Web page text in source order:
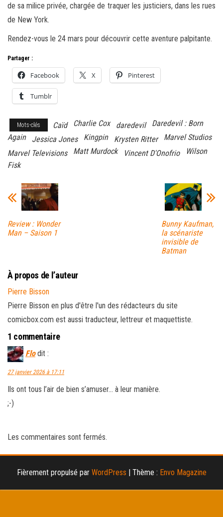
de sa milice privée, chargée de traquer les justiciers, dans les rues
de New York.
Rendez-vous le 24 mars pour découvrir cette aventure palpitante.
Partager :
Facebook X Pinterest
Tumblr
Mots-clés Caïd Charlie Cox daredevil
Daredevil : Born
Again
Jessica Jones Kingpin Krysten Ritter
Marvel Studios
Marvel Televisions
Matt Murdock Vincent D'Onofrio
Wilson
Fisk
Review : Wonder
Man – Saison 1
Bunny Kaufman,
la scénariste
invisible de
Batman
À propos de l’auteur
Pierre Bisson
Pierre Bisson en plus d'être l'un des rédacteurs du site
comicbox.com est aussi traducteur, lettreur et maquettiste.
1 commentaire
Flo dit :
27 janvier 2026 à 17:11
Ils ont tous l’air de bien s’amuser… à leur manière.
;⁠-⁠)
Les commentaires sont fermés.
Fièrement propulsé par WordPress Thème : Envo Magazine